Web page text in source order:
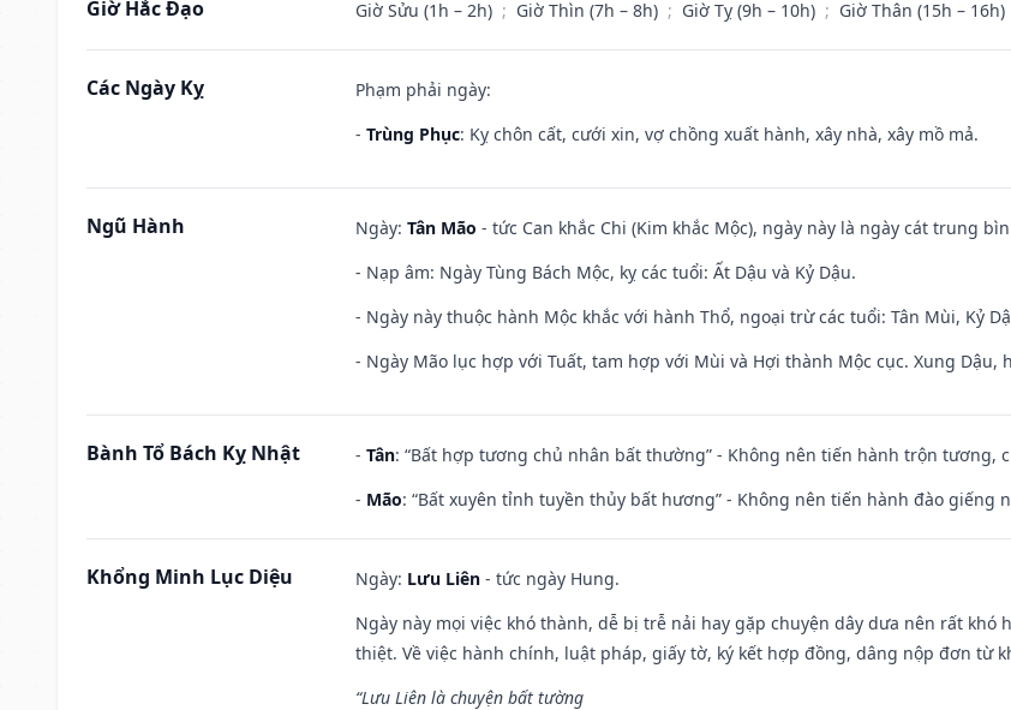
Giờ Hắc Đạo Giờ Sửu (1h – 2h) ; Giờ Thìn (7h – 8h) ; Giờ Tỵ (9h – 10h) ; Giờ Thân (15h – 16h)
Các Ngày Kỵ
Phạm phải ngày:
- Trùng Phục: Kỵ chôn cất, cưới xin, vợ chồng xuất hành, xây nhà, xây mồ mả.
Ngũ Hành Ngày: Tân Mão - tức Can khắc Chi (Kim khắc Mộc), ngày này là ngày cát trung
- Nạp âm: Ngày Tùng Bách Mộc, kỵ các tuổi: Ất Dậu và Kỷ Dậu.
- Ngày này thuộc hành Mộc khắc với hành Thổ, ngoại trừ các tuổi: Tân Mùi, Kỷ
- Ngày Mão lục hợp với Tuất, tam hợp với Mùi và Hợi thành Mộc cục. Xung Dậu,
Bành Tổ Bách Kỵ Nhật - Tân: “Bất hợp tương chủ nhân bất thường” - Không nên tiến hành trộn tương,
- Mão: “Bất xuyên tỉnh tuyền thủy bất hương” - Không nên tiến hành đào giếng
Khổng Minh Lục Diệu Ngày: Lưu Liên - tức ngày Hung.
Ngày này mọi việc khó thành, dễ bị trễ nải hay gặp chuyện dây dưa nên rất
thiệt. Về việc hành chính, luật pháp, giấy tờ, ký kết hợp đồng, dâng nộp đơn từ
“Lưu Liên là chuyện bất tường